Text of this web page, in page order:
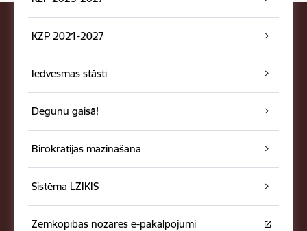
KZP 2021-2027
Iedvesmas stāsti
Degunu gaisā!
Birokrātijas mazināšana
Sistēma LZIKIS
Zemkopības nozares e-pakalpojumi